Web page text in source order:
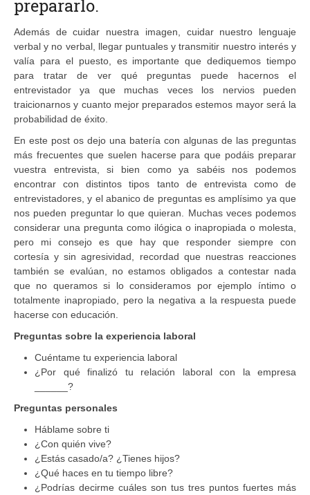
prepararlo.
Además de cuidar nuestra imagen, cuidar nuestro lenguaje
verbal y no verbal, llegar puntuales y transmitir nuestro interés y
valía para el puesto, es importante que dediquemos tiempo
para tratar de ver qué preguntas puede hacernos el
entrevistador ya que muchas veces los nervios pueden
traicionarnos y cuanto mejor preparados estemos mayor será la
probabilidad de éxito.
En este post os dejo una batería con algunas de las preguntas
más frecuentes que suelen hacerse para que podáis preparar
vuestra entrevista, si bien como ya sabéis nos podemos
encontrar con distintos tipos tanto de entrevista como de
entrevistadores, y el abanico de preguntas es amplísimo ya que
nos pueden preguntar lo que quieran. Muchas veces podemos
considerar una pregunta como ilógica o inapropiada o molesta,
pero mi consejo es que hay que responder siempre con
cortesía y sin agresividad, recordad que nuestras reacciones
también se evalúan, no estamos obligados a contestar nada
que no queramos si lo consideramos por ejemplo íntimo o
totalmente inapropiado, pero la negativa a la respuesta puede
hacerse con educación.
Preguntas sobre la experiencia laboral
Cuéntame tu experiencia laboral
¿Por qué finalizó tu relación laboral con la empresa
______?
Preguntas personales
Háblame sobre ti
¿Con quién vive?
¿Estás casado/a? ¿Tienes hijos?
¿Qué haces en tu tiempo libre?
¿Podrías decirme cuáles son tus tres puntos fuertes más